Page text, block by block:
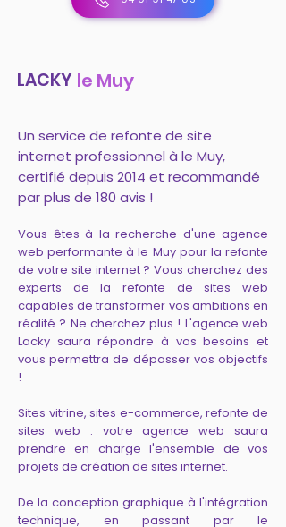
LACKY le Muy
Un service de refonte de site
internet professionnel à le Muy,
certifié depuis 2014 et recommandé
par plus de 180 avis !
Vous êtes à la recherche d'une agence
web performante à le Muy pour la refonte
de votre site internet ? Vous cherchez des
experts de la refonte de sites web
capables de transformer vos ambitions en
réalité ? Ne cherchez plus ! L'agence web
Lacky saura répondre à vos besoins et
vous permettra de dépasser vos objectifs
!
Sites vitrine, sites e-commerce, refonte de
sites web : votre agence web saura
prendre en charge l'ensemble de vos
projets de création de sites internet.
De la conception graphique à l'intégration
technique, en passant par le